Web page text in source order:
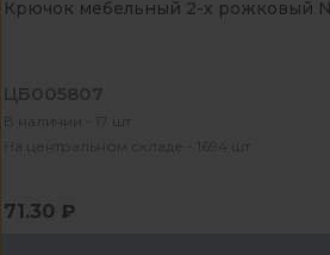
Крючок мебельный 2-х рожковый
ЦБ005807
В наличии - 17 шт
На центральном складе - 1694 шт
71.30 ₽